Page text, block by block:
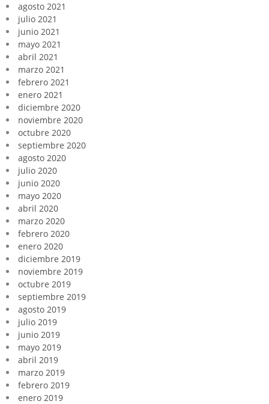
agosto 2021
julio 2021
junio 2021
mayo 2021
abril 2021
marzo 2021
febrero 2021
enero 2021
diciembre 2020
noviembre 2020
octubre 2020
septiembre 2020
agosto 2020
julio 2020
junio 2020
mayo 2020
abril 2020
marzo 2020
febrero 2020
enero 2020
diciembre 2019
noviembre 2019
octubre 2019
septiembre 2019
agosto 2019
julio 2019
junio 2019
mayo 2019
abril 2019
marzo 2019
febrero 2019
enero 2019